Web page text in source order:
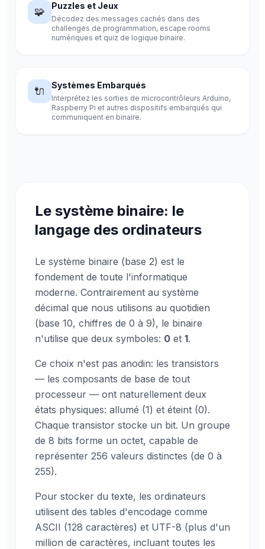
🧩 Puzzles et Jeux
Décodez des messages cachés dans des
challenges de programmation, escape rooms
numériques et quiz de logique binaire.
🔌 Systèmes Embarqués
Interprétez les sorties de microcontrôleurs Arduino,
Raspberry Pi et autres dispositifs embarqués qui
communiquent en binaire.
Le système binaire: le
langage des ordinateurs
Le système binaire (base 2) est le
fondement de toute l'informatique
moderne. Contrairement au système
décimal que nous utilisons au quotidien
(base 10, chiffres de 0 à 9), le binaire
n'utilise que deux symboles: 0 et 1.
Ce choix n'est pas anodin: les transistors
— les composants de base de tout
processeur — ont naturellement deux
états physiques: allumé (1) et éteint (0).
Chaque transistor stocke un bit. Un groupe
de 8 bits forme un octet, capable de
représenter 256 valeurs distinctes (de 0 à
255).
Pour stocker du texte, les ordinateurs
utilisent des tables d'encodage comme
ASCII (128 caractères) et UTF-8 (plus d'un
million de caractères, incluant toutes les